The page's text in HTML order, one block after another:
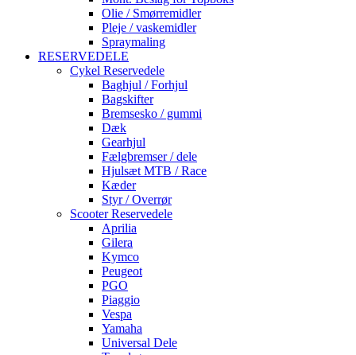
Olie / Smørremidler
Pleje / vaskemidler
Spraymaling
RESERVEDELE
Cykel Reservedele
Baghjul / Forhjul
Bagskifter
Bremsesko / gummi
Dæk
Gearhjul
Fælgbremser / dele
Hjulsæt MTB / Race
Kæder
Styr / Overrør
Scooter Reservedele
Aprilia
Gilera
Kymco
Peugeot
PGO
Piaggio
Vespa
Yamaha
Universal Dele